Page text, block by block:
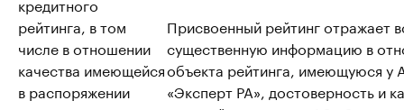
рейтинга, в том
числе в отношении
качества имеющейся
в распоряжении
Присвоенный рейтинг отражает
существенную информацию в
объекта рейтинга, имеющуюся у
«Эксперт РА», достоверность и